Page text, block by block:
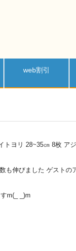
web割引
ヨリ 28~35㎝ 8枚 ア
も伸びました ゲストの
m(_ _)m